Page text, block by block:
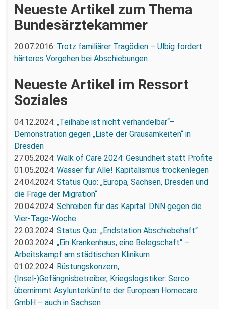
Neueste Artikel zum Thema
Bundesärztekammer
20.07.2016: Trotz familiärer Tragödien – Ulbig fordert
härteres Vorgehen bei Abschiebungen
Neueste Artikel im Ressort
Soziales
04.12.2024: „Teilhabe ist nicht verhandelbar“–
Demonstration gegen „Liste der Grausamkeiten“ in
Dresden
27.05.2024: Walk of Care 2024: Gesundheit statt Profite
01.05.2024: Wasser für Alle! Kapitalismus trockenlegen
24.04.2024: Status Quo: „Europa, Sachsen, Dresden und
die Frage der Migration“
20.04.2024: Schreiben für das Kapital: DNN gegen die
Vier-Tage-Woche
22.03.2024: Status Quo: „Endstation Abschiebehaft“
20.03.2024: „Ein Krankenhaus, eine Belegschaft“ –
Arbeitskampf am städtischen Klinikum
01.02.2024: Rüstungskonzern,
(Insel-)Gefängnisbetreiber, Kriegslogistiker: Serco
übernimmt Asylunterkünfte der European Homecare
GmbH – auch in Sachsen